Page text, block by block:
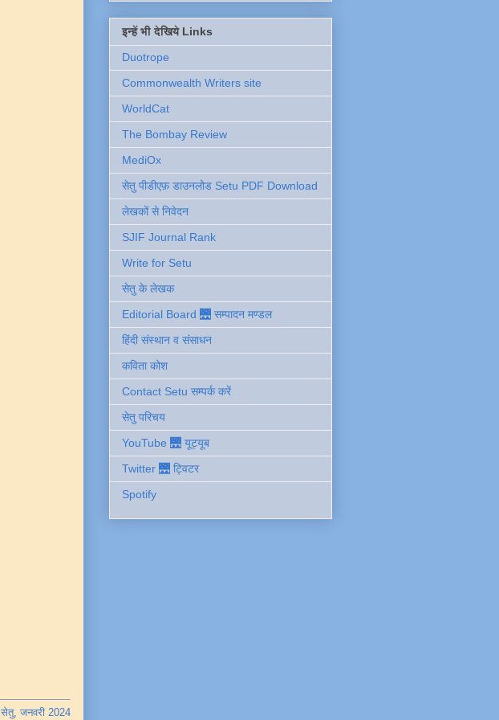
सेतु, जनवरी 2024
इन्हें भी देखिये Links
Duotrope
Commonwealth Writers site
WorldCat
The Bombay Review
MediOx
सेतु पीडीएफ़ डाउनलोड Setu PDF Download
लेखकों से निवेदन
SJIF Journal Rank
Write for Setu
सेतु के लेखक
Editorial Board 🌉 सम्पादन मण्डल
हिंदी संस्थान व संसाधन
कविता कोश
Contact Setu सम्पर्क करें
सेतु परिचय
YouTube 🌉 यूट्यूब
Twitter 🌉 ट्विटर
Spotify